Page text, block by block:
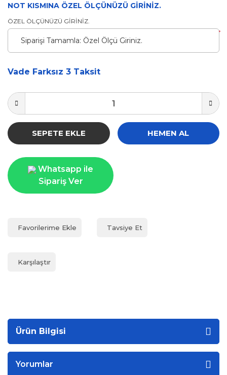
NOT KISMINA ÖZEL ÖLÇÜNÜZÜ GİRİNİZ.
ÖZEL ÖLÇÜNÜZÜ GİRİNİZ.
*
Vade Farksız 3 Taksit
SEPETE EKLE HEMEN AL
Whatsapp ile
Sipariş Ver
Tavsiye Et
Karşılaştır
Ürün Bilgisi
Yorumlar